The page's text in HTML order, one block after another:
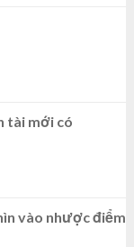
tài mới có
vào nhược điểm